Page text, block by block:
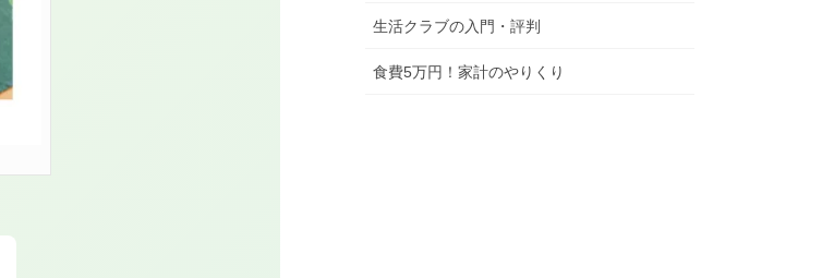
生活クラブの入門・評判
食費5万円！家計のやりくり